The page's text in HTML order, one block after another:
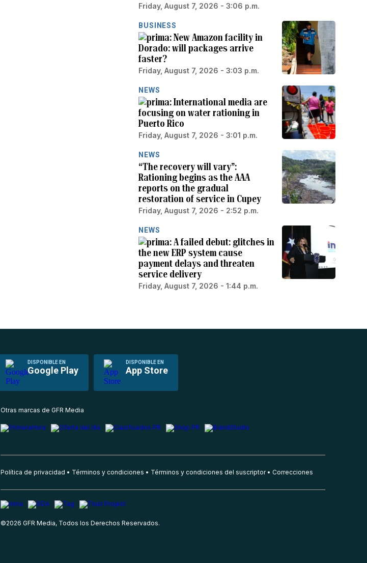
Friday, August 7, 2026 - 3:06 p.m.
BUSINESS
New Amazon facility in
Dorado: will packages arrive
faster?
Friday, August 7, 2026 - 3:03 p.m.
NEWS
International media are
focusing on water rationing in
Puerto Rico
Friday, August 7, 2026 - 3:01 p.m.
NEWS
“The recovery will vary”:
Rationing begins as the AAA
reports on the gradual
restoration of service in Cupey
Friday, August 7, 2026 - 2:52 p.m.
NEWS
A failed debut: glitches in
the new ERP system cause
payment delays and threaten
service delivery
Friday, August 7, 2026 - 1:44 p.m.
DISPONIBLE EN
Google Play
DISPONIBLE EN
App Store
Otras marcas de GFR Media
Política de privacidad Términos y condiciones Términos y condiciones del suscriptor Correcciones
©2026 GFR Media, Todos los Derechos Reservados.